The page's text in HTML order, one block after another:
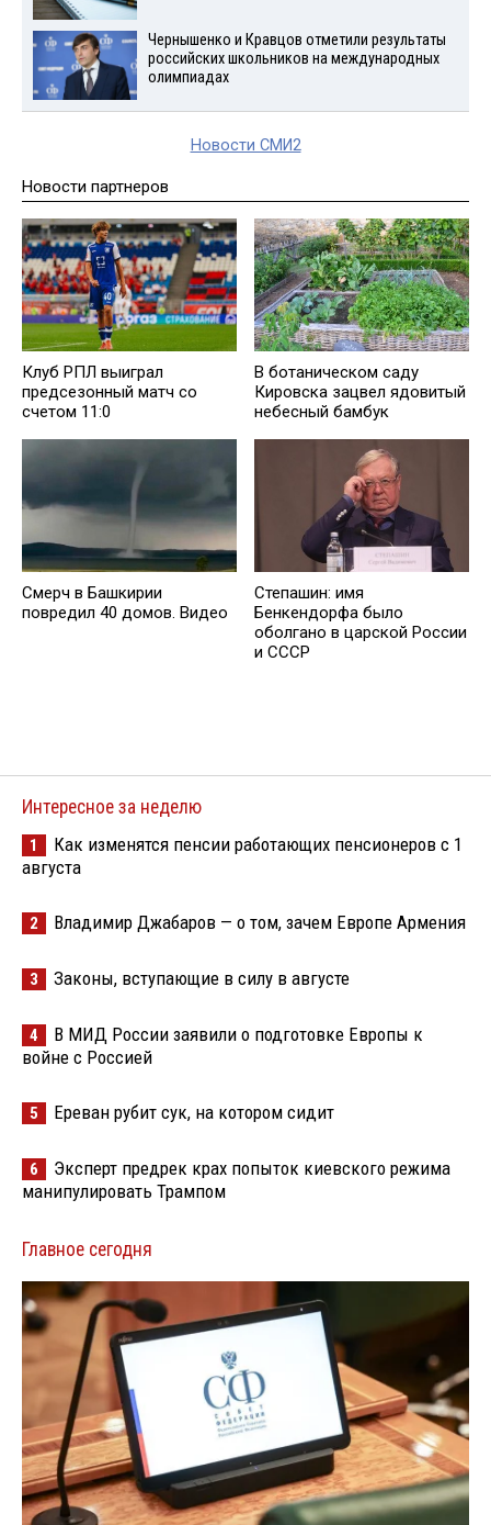
Чернышенко и Кравцов отметили результаты
российских школьников на международных
олимпиадах
Новости СМИ2
Новости партнеров
Клуб РПЛ выиграл
предсезонный матч со
счетом 11:0
В ботаническом саду
Кировска зацвел ядовитый
небесный бамбук
Смерч в Башкирии
повредил 40 домов. Видео
Степашин: имя
Бенкендорфа было
оболгано в царской России
и СССР
Интересное за неделю
1
Как изменятся пенсии работающих пенсионеров с 1
августа
2 Владимир Джабаров — о том, зачем Европе Армения
3 Законы, вступающие в силу в августе
4
В МИД России заявили о подготовке Европы к
войне с Россией
5 Ереван рубит сук, на котором сидит
6
Эксперт предрек крах попыток киевского режима
манипулировать Трампом
Главное сегодня